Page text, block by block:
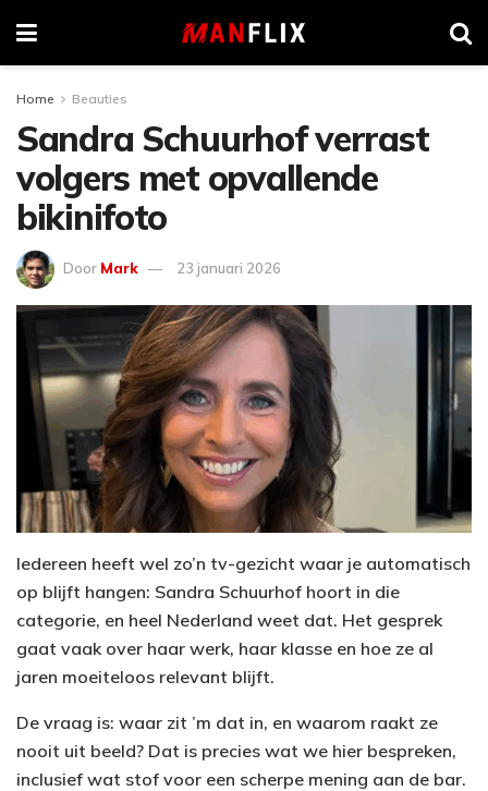
Home Beauties
Sandra Schuurhof verrast
volgers met opvallende
bikinifoto
Door Mark 23 januari 2026
Iedereen heeft wel zo’n tv-gezicht waar je automatisch
op blijft hangen: Sandra Schuurhof hoort in die
categorie, en heel Nederland weet dat. Het gesprek
gaat vaak over haar werk, haar klasse en hoe ze al
jaren moeiteloos relevant blijft.
De vraag is: waar zit ’m dat in, en waarom raakt ze
nooit uit beeld? Dat is precies wat we hier bespreken,
inclusief wat stof voor een scherpe mening aan de bar.